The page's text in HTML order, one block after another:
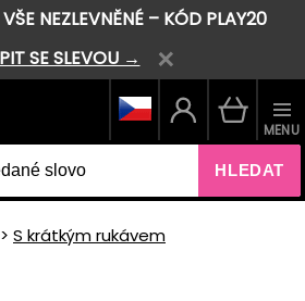
NEZLEVNĚNÉ – KÓD PLAY20
SE SLEVOU →
HLEDAT
MENU
S krátkým rukávem